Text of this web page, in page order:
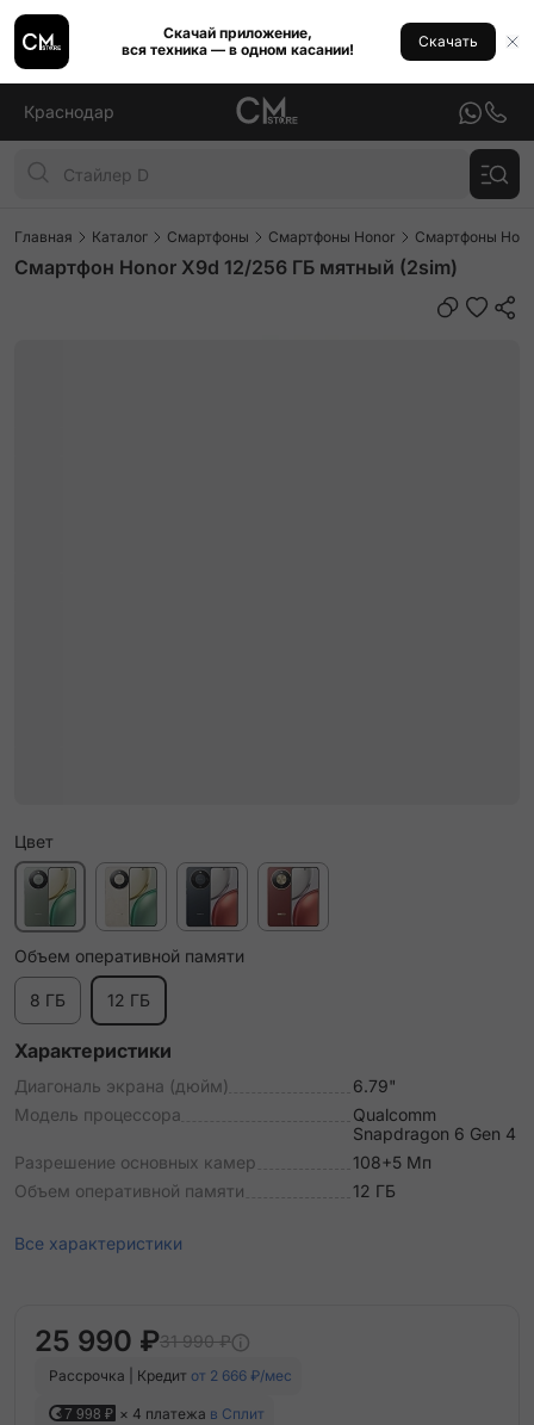
Скачай приложение,
вся техника — в одном касании!
Скачать
Краснодар
Главная Каталог Смартфоны Смартфоны Honor Смартфоны
Смартфон Honor X9d 12/256 ГБ мятный (2sim)
Цвет
Объем оперативной памяти
8 ГБ 12 ГБ
Характеристики
Диагональ экрана (дюйм)
6.79"
Модель процессора
Qualcomm
Snapdragon 6 Gen 4
Разрешение основных камер
108+5 Мп
Объем оперативной памяти
12 ГБ
Все характеристики
25 990 ₽31 990 ₽
Рассрочка | Кредит от 2 666 ₽/мес
7 998 ₽ × 4 платежа в Сплит